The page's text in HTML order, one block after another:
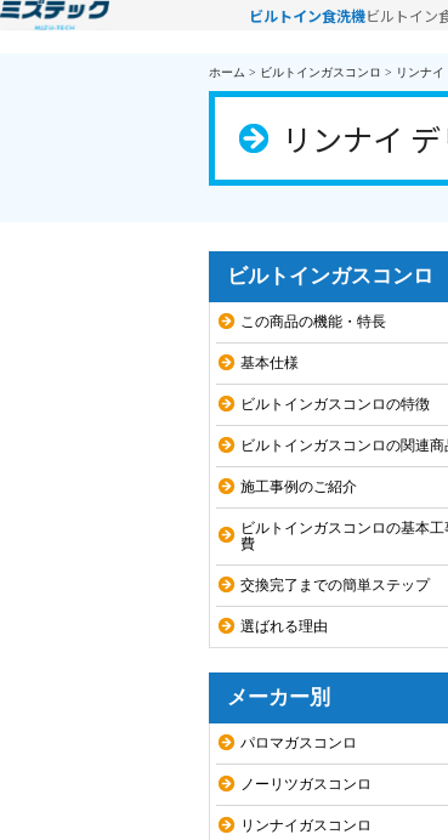
ビルトイン食洗機ビルトイン
ホーム > ビルトインガスコンロ > リンナ
リンナイ
ビルトインガスコンロ
この商品の機能・特長
基本仕様
ビルトインガスコンロの特徴
ビルトインガスコンロの関連商
施工事例のご紹介
ビルトインガスコンロの基本工
費
交換完了までの簡単ステップ
選ばれる理由
メーカー別
パロマガスコンロ
ノーリツガスコンロ
リンナイガスコンロ